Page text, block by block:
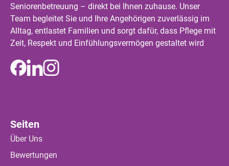
Seniorenbetreuung – direkt bei Ihnen zuhause. Unser
Team begleitet Sie und Ihre Angehörigen zuverlässig im
Alltag, entlastet Familien und sorgt dafür, dass Pflege mit
Zeit, Respekt und Einfühlungsvermögen gestaltet wird
Seiten
Über Uns
Bewertungen